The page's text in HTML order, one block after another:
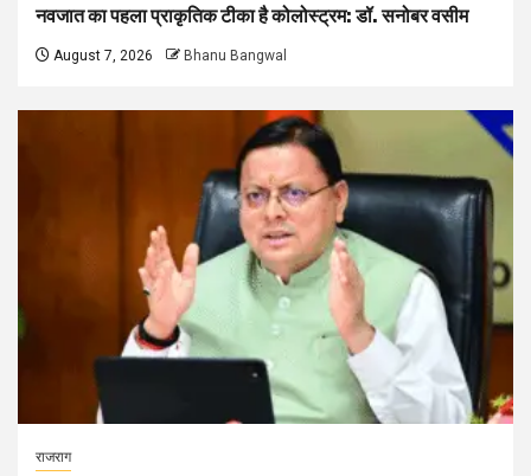
नवजात का पहला प्राकृतिक टीका है कोलोस्ट्रम: डॉ. सनोबर वसीम
August 7, 2026 Bhanu Bangwal
राजराग